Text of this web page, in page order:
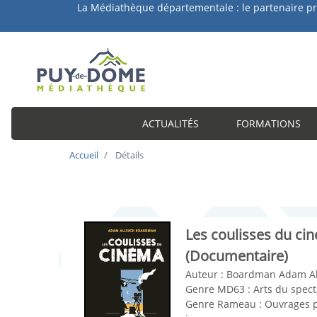
Médiathèque départementale : le partenaire privilégié
ACTUALITÉS FORMATIONS
Accueil Détails
Les coulisses du
(Documentaire)
Auteur : Boardman Adam
Genre MD63 : Arts du
Genre Rameau : Ouvrages